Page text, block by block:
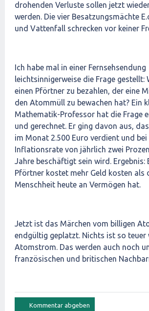
drohenden Verluste sollen jetzt
werden. Die vier Besatzungsmächte
und Vattenfall schrecken vor keiner
Ich habe mal in einer Fernsehsendung
leichtsinnigerweise die Frage gestellt:
einen Pförtner zu bezahlen, der eine
den Atommüll zu bewachen hat? Ein
Mathematik-Professor hat die Frage
und gerechnet. Er ging davon aus,
im Monat 2.500 Euro verdient und bei
Inflationsrate von jährlich zwei
Jahre beschäftigt sein wird. Ergebnis:
Pförtner kostet mehr Geld kosten als
Menschheit heute an Vermögen hat.
Jetzt ist das Märchen vom billigen
endgültig geplatzt. Nichts ist so teuer
Atomstrom. Das werden auch noch
französischen und britischen